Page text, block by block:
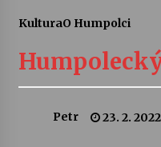
Sukuba
4. 8. 2026
Vernisáž
kapkou
KulturaO Humpolci
Petr 23. 2. 2022